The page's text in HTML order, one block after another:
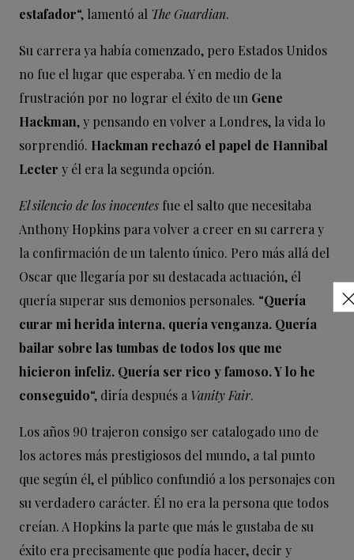
estafador“, lamentó al The Guardian.
Su carrera ya había comenzado, pero Estados Unidos
no fue el lugar que esperaba. Y en medio de la
frustración por no lograr el éxito de un Gene
Hackman, y pensando en volver a Londres, la vida lo
sorprendió. Hackman rechazó el papel de Hannibal
Lecter y él era la segunda opción.
El silencio de los inocentes fue el salto que necesitaba
Anthony Hopkins para volver a creer en su carrera y
la confirmación de un talento único. Pero más allá del
Oscar que llegaría por su destacada actuación, él
quería superar sus demonios personales. “Quería
curar mi herida interna, quería venganza. Quería
bailar sobre las tumbas de todos los que me
hicieron infeliz. Quería ser rico y famoso. Y lo he
conseguido“, diría después a Vanity Fair.
Los años 90 trajeron consigo ser catalogado uno de
los actores más prestigiosos del mundo, a tal punto
que según él, el público confundió a los personajes con
su verdadero carácter. Él no era la persona que todos
creían. A Hopkins la parte que más le gustaba de su
éxito era precisamente que podía hacer, decir y